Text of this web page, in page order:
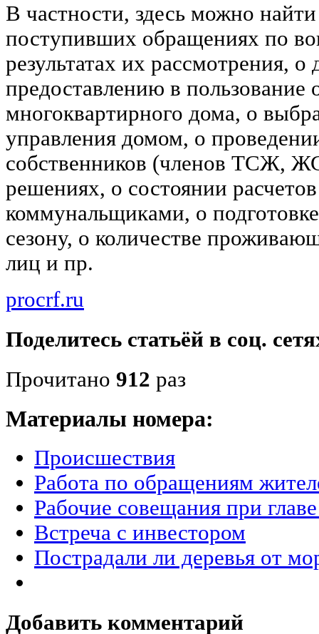
В частности, здесь можно
поступивших обращениях по
результатах их рассмотрения, о
предоставлению в
многоквартирного дома, о
управления домом, о
собственников (членов ТСЖ,
решениях, о состоянии
коммунальщиками, о
сезону, о количестве
лиц и пр.
procrf.ru
Поделитесь статьёй в соц.
Прочитано 912 раз
Материалы номера:
Происшествия
Работа по обращениям
Рабочие совещания при
Встреча с инвестором
Пострадали ли деревья от
Добавить комментарий